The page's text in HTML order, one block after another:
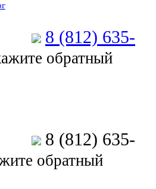
8 (812) 635-
обратный
8 (812) 635-
обратный